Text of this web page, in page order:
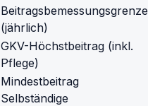
Beitragsbemessungsgrenze
(jährlich)
GKV-Höchstbeitrag (inkl.
Pflege)
Mindestbeitrag
Selbständige